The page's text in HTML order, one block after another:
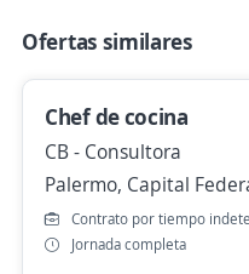
Palermo, Capital Federal
Se precisa Urgente
Jefe de Cocina
FABRIC SUSHI
Ofertas similares
Chef de cocina
CB - Consultora
Palermo, Capital
Contrato por tiempo
Jornada completa